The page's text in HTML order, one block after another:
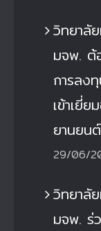
วิทยาลั
มจพ. ต้
การลง
เข้าเยี่
ยานยน
29/06/
วิทยาลั
มจพ. ร่